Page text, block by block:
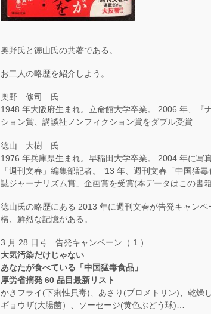
奥野氏と徳山氏の共著である。
お二人の略歴を紹介しよう。
奥野 修司 氏
1948 年大阪府生まれ。立命館大学卒業。 2006 年、『
ション賞、講談社ノンフィクション賞をダブル受賞
徳山 大樹 氏
1976 年兵庫県生まれ。早稲田大学卒業。 2004 年に写
「週刊文春」編集部記者。 ’13 年、週刊文春「中国猛
誌ジャーナリズム賞」企画賞を受賞(本データはこの書
徳山氏の略歴にある 2013 年に週刊文春が告発キャン
構、鮮烈な記憶がある。
3 月 28 日号 告発キャンペーン（ 1 ）
大気汚染だけじゃない
あなたが食べている「中国猛毒食品」
厚労省摘発 60 品目最新リスト
かきフライ(下痢性貝毒)、あさり(プロメトリン)、乾燥
ギョウザ(大腸菌）、ソーセージ(黄色ぶどう球)…